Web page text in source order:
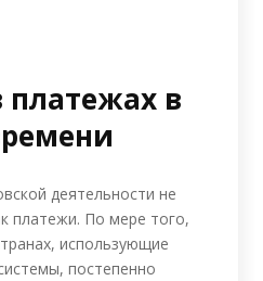
платежах в
деятельности не
платежи. По мере того,
использующие
постепенно